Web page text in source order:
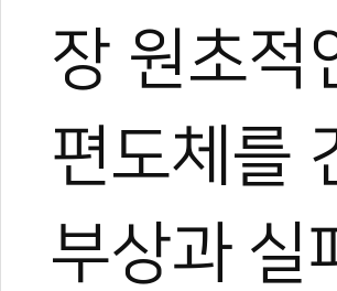
장 원초적
편도체를
부상과 실